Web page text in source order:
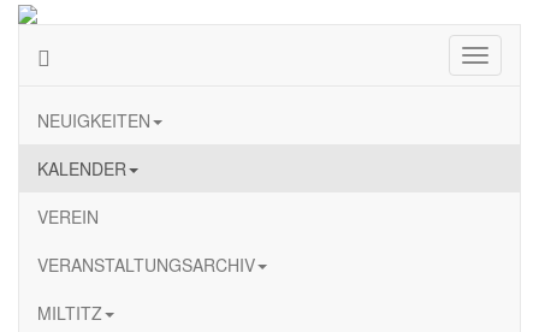
ein-/
NEUIGKEITEN
KALENDER
VEREIN
VERANSTALTUNGSARCHIV
MILTITZ